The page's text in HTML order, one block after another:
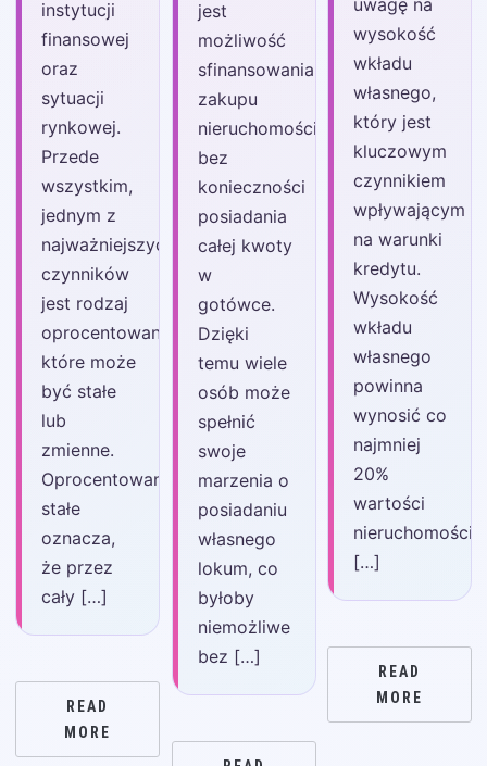
instytucji
finansowej
oraz
sytuacji
rynkowej.
Przede
wszystkim,
jednym z
najważniejszych
czynników
jest rodzaj
oprocentowania,
które może
być stałe
lub
zmienne.
Oprocentowanie
stałe
oznacza,
że przez
cały […]
READ
MORE
jest
możliwość
sfinansowania
zakupu
nieruchomości
bez
konieczności
posiadania
całej kwoty
w
gotówce.
Dzięki
temu wiele
osób może
spełnić
swoje
marzenia o
posiadaniu
własnego
lokum, co
byłoby
niemożliwe
bez […]
wysokość
wkładu
własnego,
który jest
kluczowym
czynnikiem
wpływającym
na warunki
kredytu.
Wysokość
wkładu
własnego
powinna
wynosić co
najmniej
20%
wartości
nieruchomości,
[…]
READ
MORE